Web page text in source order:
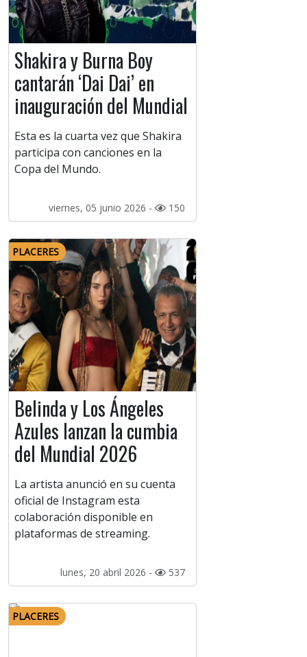
Shakira y Burna Boy
cantarán ‘Dai Dai’ en
inauguración del Mundial
Esta es la cuarta vez que Shakira
participa con canciones en la
Copa del Mundo.
viernes, 05 junio 2026 - 150
PLACERES
Belinda y Los Ángeles
Azules lanzan la cumbia
del Mundial 2026
La artista anunció en su cuenta
oficial de Instagram esta
colaboración disponible en
plataformas de streaming.
lunes, 20 abril 2026 - 537
PLACERES